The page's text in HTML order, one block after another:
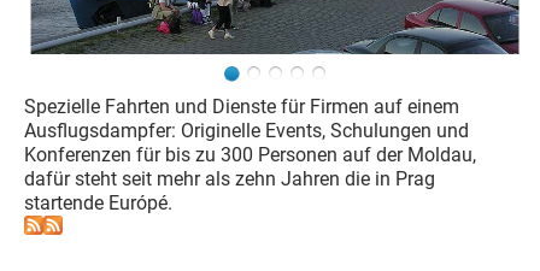
Spezielle Fahrten und Dienste für Firmen auf einem
Ausflugsdampfer: Originelle Events, Schulungen und
Konferenzen für bis zu 300 Personen auf der Moldau,
dafür steht seit mehr als zehn Jahren die in Prag
startende Európé.